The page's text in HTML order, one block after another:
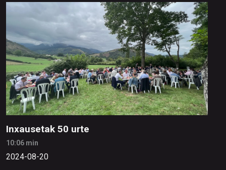
Inxausetak 50 urte
10:06 min
2024-08-20